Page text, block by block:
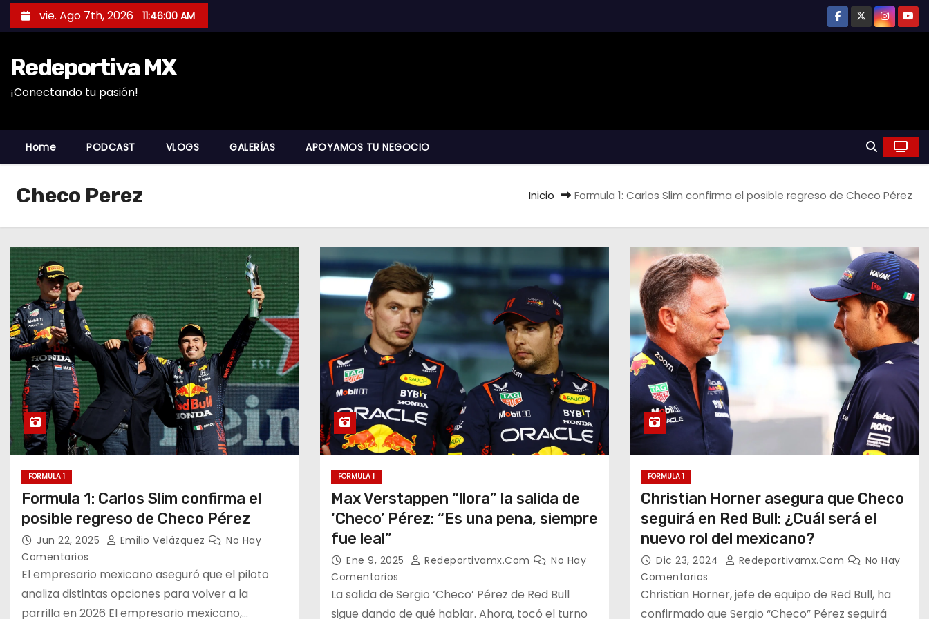
a
c
vie. Ago 7th, 2026 11:46:01 AM
Redeportiva MX
¡Conectando tu pasión!
Home PODCAST VLOGS GALERÍAS APOYAMOS TU NEGOCIO
Checo Perez Inicio Formula 1: Carlos Slim confirma el posible regreso de Checo Pérez
FORMULA 1
Formula 1: Carlos Slim confirma el
posible regreso de Checo Pérez
Jun 22, 2025 Emilio Velázquez
No Hay
Comentarios
El empresario mexicano aseguró que el piloto
analiza distintas opciones para volver a la
parrilla en 2026 El empresario mexicano,…
FORMULA 1
Max Verstappen “llora” la salida de
‘Checo’ Pérez: “Es una pena, siempre
fue leal”
Ene 9, 2025 Redeportivamx.com
No Hay
Comentarios
La salida de Sergio ‘Checo’ Pérez de Red Bull
sigue dando de qué hablar. Ahora, tocó el turno
FORMULA 1
Christian Horner asegura que Checo
seguirá en Red Bull: ¿Cuál será el
nuevo rol del mexicano?
Dic 23, 2024 Redeportivamx.com
No Hay
Comentarios
Christian Horner, jefe de equipo de Red Bull, ha
confirmado que Sergio “Checo” Pérez seguirá